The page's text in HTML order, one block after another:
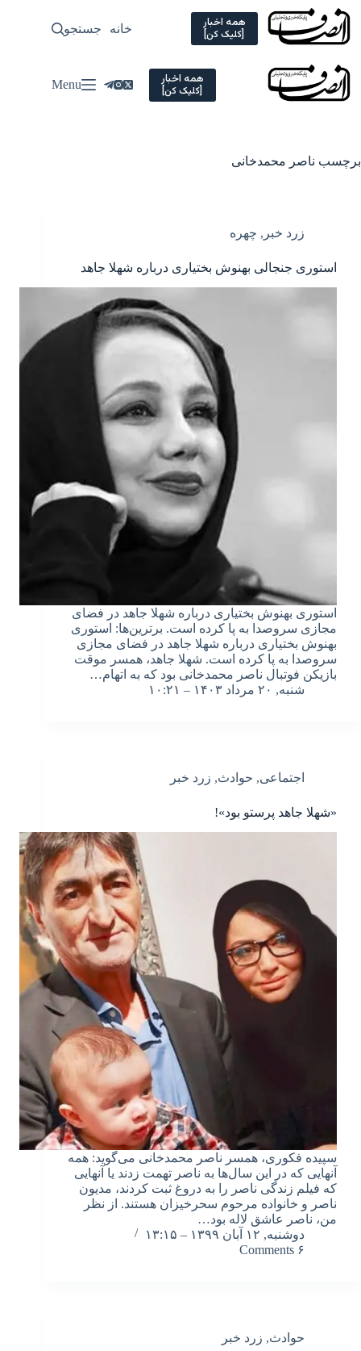
Skip
content
همه اخبار
[کلیک کن] خانه سیاسی
جستجو
همه اخبار
[کلیک کن] Menu
برچسب ناصر محمدخانی
زرد خبر , چهره
استوری جنجالی بهنوش بختیاری درباره شهلا جاهد
استوری بهنوش بختیاری درباره شهلا جاهد در فضای
مجازی سروصدا به پا کرده است. برترین‌ها: استوری
بهنوش بختیاری درباره شهلا جاهد در فضای مجازی
سروصدا به پا کرده است. شهلا جاهد، همسر موقت
بازیکن فوتبال ناصر محمدخانی بود که به اتهام…
شنبه, ۲۰ مرداد ۱۴۰۳ – ۱۰:۲۱
اجتماعی, حوادث, زرد خبر
«شهلا جاهد پرستو بود»!
سپیده فکوری، همسر ناصر محمدخانی می‌گوید: همه
آنهایی که در این سال‌ها به ناصر تهمت زدند یا آنهایی
که فیلم زندگی ناصر را به دروغ ثبت کردند، مدیون
ناصر و خانواده مرحوم سحرخیزان هستند. از نظر
من، ناصر عاشق لاله بود…
دوشنبه, ۱۲ آبان ۱۳۹۹ – ۱۳:۱۵
۶ Comments
حوادث, زرد خبر